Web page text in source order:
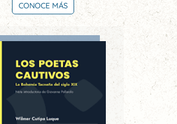
CONOCE MÁS